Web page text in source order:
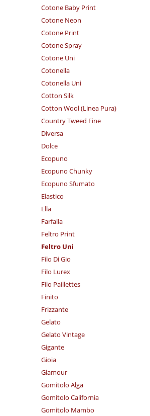
Cotone Baby Print
Cotone Neon
Cotone Print
Cotone Spray
Cotone Uni
Cotonella
Cotonella Uni
Cotton Silk
Cotton Wool (Linea Pura)
Country Tweed Fine
Diversa
Dolce
Ecopuno
Ecopuno Chunky
Ecopuno Sfumato
Elastico
Ella
Farfalla
Feltro Print
Feltro Uni
Filo Di Gio
Filo Lurex
Filo Paillettes
Finito
Frizzante
Gelato
Gelato Vintage
Gigante
Gioia
Glamour
Gomitolo Alga
Gomitolo California
Gomitolo Mambo